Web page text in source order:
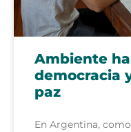
Ambiente
democracia
paz
En Argentina,